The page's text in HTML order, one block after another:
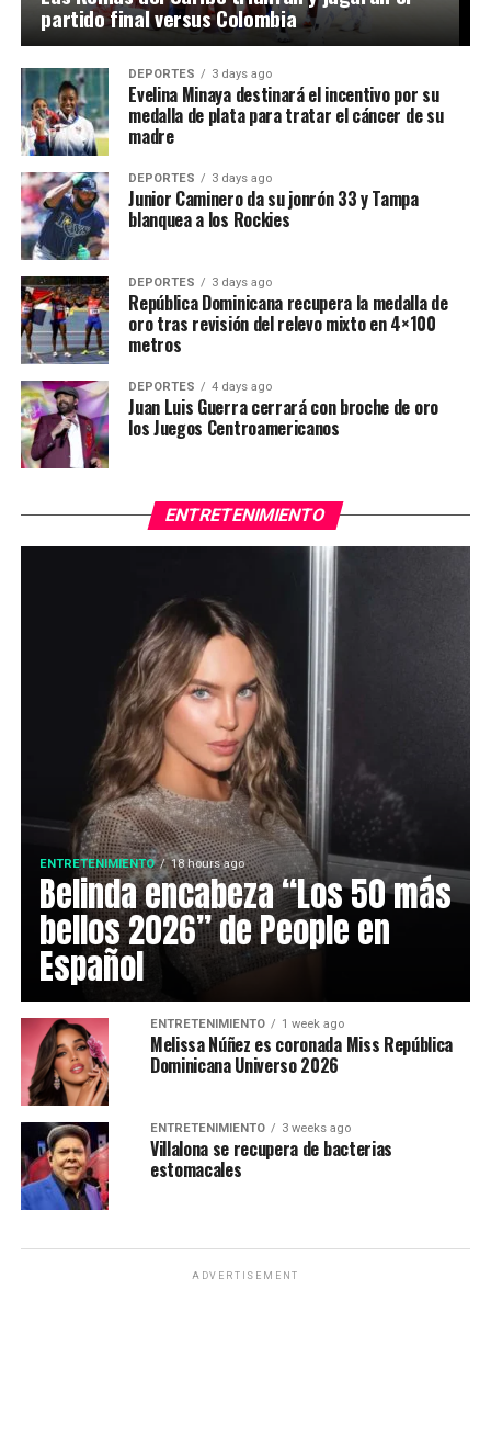
partido final versus Colombia
DEPORTES 3 days ago
Evelina Minaya destinará el incentivo por su
medalla de plata para tratar el cáncer de su
madre
DEPORTES 3 days ago
Junior Caminero da su jonrón 33 y Tampa
blanquea a los Rockies
DEPORTES 3 days ago
República Dominicana recupera la medalla de
oro tras revisión del relevo mixto en 4×100
metros
DEPORTES 4 days ago
Juan Luis Guerra cerrará con broche de oro
los Juegos Centroamericanos
ENTRETENIMIENTO
ENTRETENIMIENTO 18 hours ago
Belinda encabeza “Los 50 más
bellos 2026” de People en
Español
ENTRETENIMIENTO 1 week ago
Melissa Núñez es coronada Miss República
Dominicana Universo 2026
ENTRETENIMIENTO 3 weeks ago
Villalona se recupera de bacterias
estomacales
ADVERTISEMENT